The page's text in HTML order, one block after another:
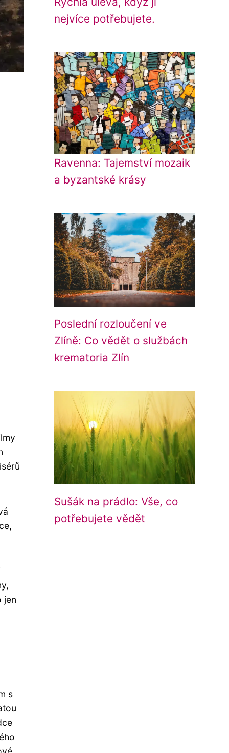
jen
s
nejvíce potřebujete.
Ravenna: Tajemství mozaik
a byzantské krásy
Poslední rozloučení ve
Zlíně: Co vědět o službách
krematoria Zlín
Sušák na prádlo: Vše, co
potřebujete vědět